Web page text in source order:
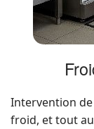
Intervention
froid, et tout